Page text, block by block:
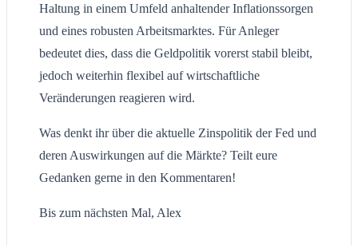
Haltung in einem Umfeld anhaltender Inflationssorgen
und eines robusten Arbeitsmarktes. Für Anleger
bedeutet dies, dass die Geldpolitik vorerst stabil bleibt,
jedoch weiterhin flexibel auf wirtschaftliche
Veränderungen reagieren wird.
Was denkt ihr über die aktuelle Zinspolitik der Fed und
deren Auswirkungen auf die Märkte? Teilt eure
Gedanken gerne in den Kommentaren!
Bis zum nächsten Mal, Alex